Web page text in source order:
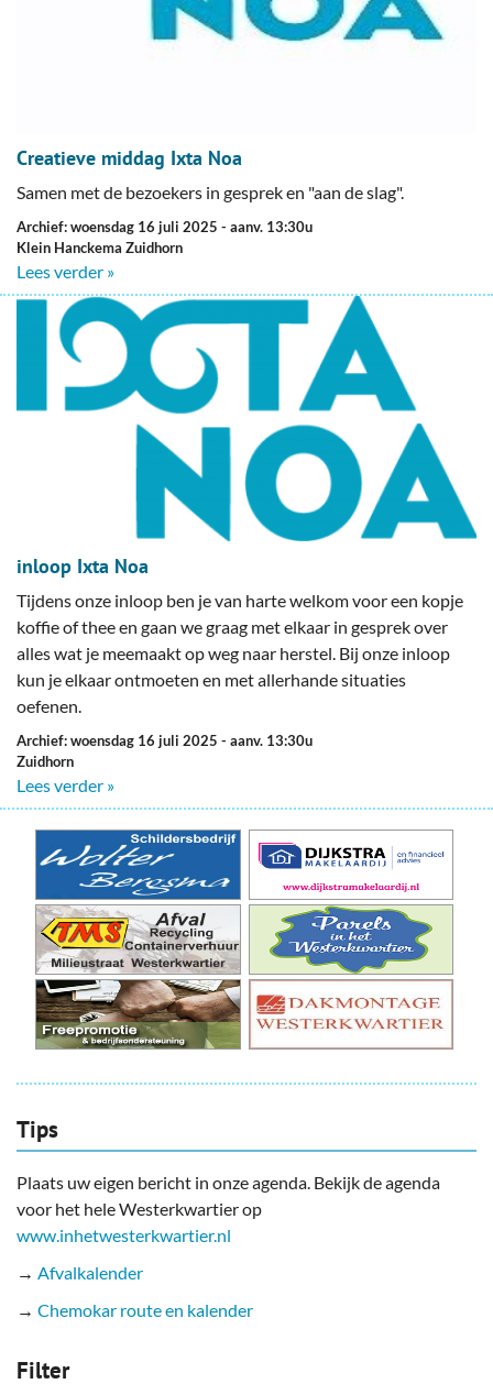
Creatieve middag Ixta Noa
Samen met de bezoekers in gesprek en "aan de slag".
Archief: woensdag 16 juli 2025 - aanv. 13:30u
Klein Hanckema Zuidhorn
Lees verder »
inloop Ixta Noa
Tijdens onze inloop ben je van harte welkom voor een kopje
koffie of thee en gaan we graag met elkaar in gesprek over
alles wat je meemaakt op weg naar herstel. Bij onze inloop
kun je elkaar ontmoeten en met allerhande situaties
oefenen.
Archief: woensdag 16 juli 2025 - aanv. 13:30u
Zuidhorn
Lees verder »
Tips
Plaats uw eigen bericht in onze agenda. Bekijk de agenda
voor het hele Westerkwartier op
www.inhetwesterkwartier.nl
→ Afvalkalender
→ Chemokar route en kalender
Filter